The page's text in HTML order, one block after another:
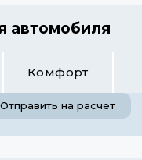
автомобиля
Комфорт
Отправить на расчет